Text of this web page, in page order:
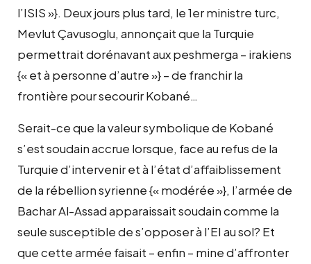
l’ISIS »}. Deux jours plus tard, le 1er ministre turc,
Mevlut Çavusoglu, annonçait que la Turquie
permettrait dorénavant aux peshmerga – irakiens
{« et à personne d’autre »} – de franchir la
frontière pour secourir Kobané…
Serait-ce que la valeur symbolique de Kobané
s’est soudain accrue lorsque, face au refus de la
Turquie d’intervenir et à l’état d’affaiblissement
de la rébellion syrienne {« modérée »}, l’armée de
Bachar Al-Assad apparaissait soudain comme la
seule susceptible de s’opposer à l’EI au sol? Et
que cette armée faisait – enfin – mine d’affronter